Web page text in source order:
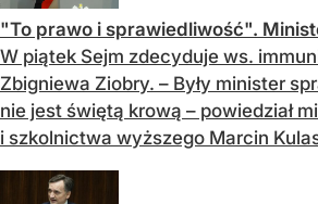
"To prawo i sprawiedliwość".
W piątek Sejm zdecyduje ws.
Zbigniewa Ziobry. – Były minister
nie jest świętą krową – powiedział
i szkolnictwa wyższego Marcin